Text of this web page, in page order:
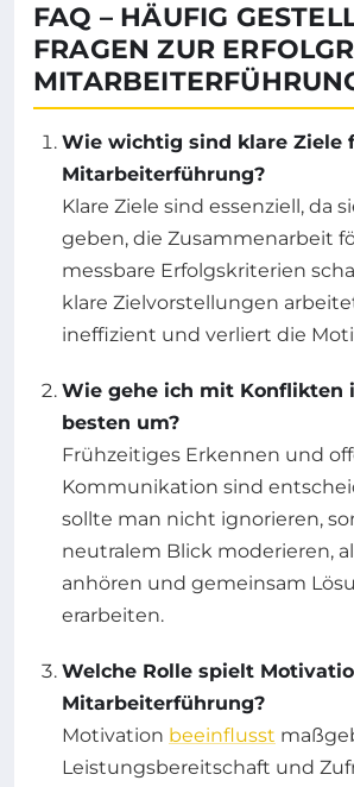
FAQ – HÄUFIG
FRAGEN ZUR
Wie wichtig sind klare Ziele
Mitarbeiterführung?
Klare Ziele sind essenziell, da
geben, die Zusammenarbeit
messbare Erfolgskriterien
klare Zielvorstellungen
ineffizient und verliert die
Wie gehe ich mit Konflikten
besten um?
Frühzeitiges Erkennen und
Kommunikation sind
sollte man nicht ignorieren,
neutralem Blick moderieren,
anhören und gemeinsam
erarbeiten.
Welche Rolle spielt
Mitarbeiterführung?
Motivation beeinflusst
Leistungsbereitschaft und